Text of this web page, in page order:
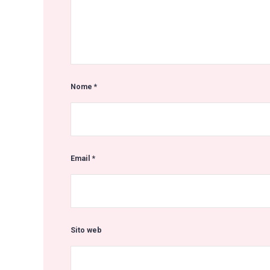
Nome*
Email*
Sito web